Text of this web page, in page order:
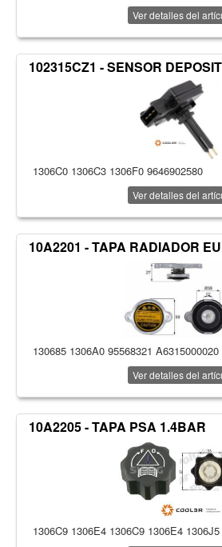
Ver detalles del
102315CZ1 - SENSOR
1306C0 1306C3 1306F0 9646902580
Ver detalles del
10A2201 - TAPA RADIADOR
130685 1306A0 95568321
Ver detalles del
10A2205 - TAPA PSA 1.4BAR
1306C9 1306E4 1306C9 1306E4 1306J5